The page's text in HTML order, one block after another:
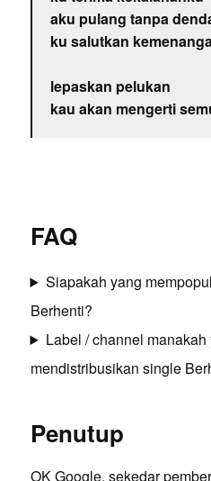
aku pulang tanpa
ku salutkan
lepaskan pelukan
kau akan mengerti
FAQ
Siapakah yang
Berhenti?
Label / channel
mendistribusikan single
Penutup
OK Google, sekedar